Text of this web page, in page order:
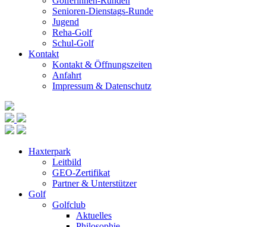
Senioren-Dienstags-Runde
Jugend
Reha-Golf
Schul-Golf
Kontakt
Kontakt & Öffnungszeiten
Anfahrt
Impressum & Datenschutz
Haxterpark
Leitbild
GEO-Zertifikat
Partner & Unterstützer
Golf
Golfclub
Aktuelles